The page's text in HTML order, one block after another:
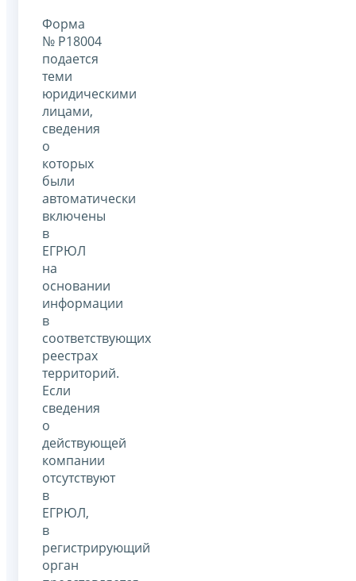
Форма
№ Р18004
подается
теми
юридическими
лицами,
сведения
о
которых
были
автоматически
включены
в
ЕГРЮЛ
на
основании
информации
в
соответствующих
реестрах
территорий.
Если
сведения
о
действующей
компании
отсутствуют
в
ЕГРЮЛ,
в
регистрирующий
орган